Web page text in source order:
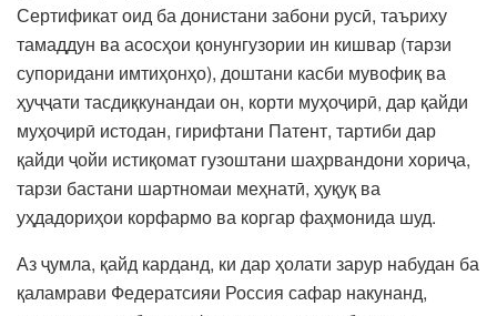
Сертификат оид ба донистани забони русӣ, таъриху
тамаддун ва асосҳои қонунгузории ин кишвар (тарзи
супоридани имтиҳонҳо), доштани касби мувофиқ ва
ҳуҷҷати тасдиқкунандаи он, корти муҳоҷирӣ, дар қайди
муҳоҷирӣ истодан, гирифтани Патент, тартиби дар
қайди ҷойи истиқомат гузоштани шаҳрвандони хориҷа,
тарзи бастани шартномаи меҳнатӣ, ҳуқуқ ва
уҳдадориҳои корфармо ва коргар фаҳмонида шуд.
Аз ҷумла, қайд карданд, ки дар ҳолати зарур набудан ба
қаламрави Федератсияи Россия сафар накунанд,